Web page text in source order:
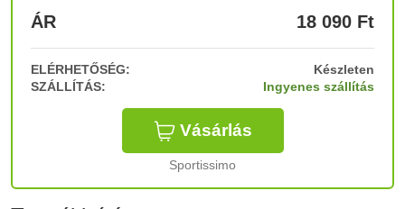
ÁR 18 090 Ft
ELÉRHETŐSÉG:
Készleten
SZÁLLÍTÁS:
Ingyenes szállítás
Vásárlás
Sportissimo